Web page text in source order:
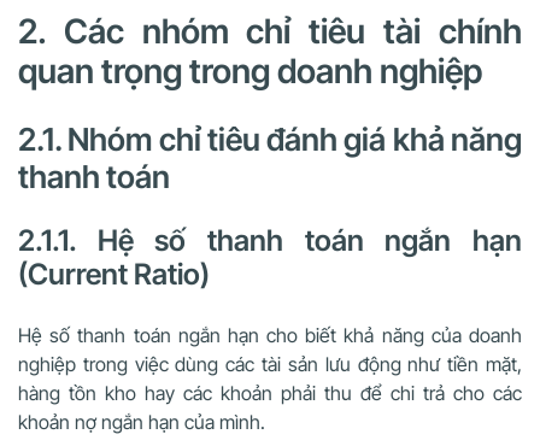
2. Các nhóm chỉ tiêu tài chính
quan trọng trong doanh nghiệp
2.1. Nhóm chỉ tiêu đánh giá khả năng
thanh toán
2.1.1. Hệ số thanh toán ngắn hạn
(Current Ratio)
Hệ số thanh toán ngắn hạn cho biết khả năng của doanh
nghiệp trong việc dùng các tài sản lưu động như tiền mặt,
hàng tồn kho hay các khoản phải thu để chi trả cho các
khoản nợ ngắn hạn của mình.